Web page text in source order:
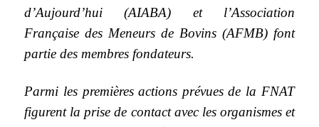
d’Aujourd’hui (AIABA) et l’Association
Française des Meneurs de Bovins (AFMB) font
partie des membres fondateurs.
Parmi les premières actions prévues de la FNAT
figurent la prise de contact avec les organismes et